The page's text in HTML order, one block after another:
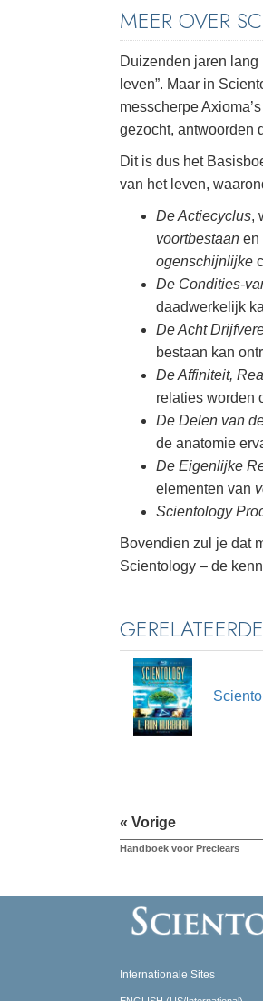
MEER OVER
Duizenden jaren lang
leven”. Maar in
messcherpe
gezocht, antwoorden
Dit is dus het
van het leven,
De Actiecyclus,
voortbestaan en
ogenschijnlijke
De Condities-
daadwerkelijk
De Acht
bestaan kan
De Affiniteit,
relaties worden
De Delen van
de anatomie
De Eigenlijke
elementen van
Scientology
Bovendien zul je dat
Scientology – de
« Vorige
Handboek voor Preclears
Internationale Sites